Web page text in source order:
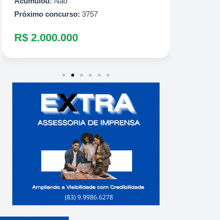
Próximo concurso: 3757
R$ 2.000.000